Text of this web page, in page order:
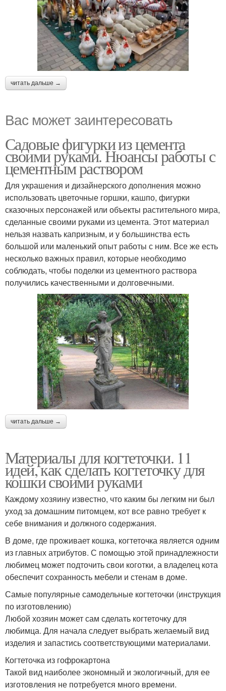
читать дальше →
Вас может заинтересовать
Садовые фигурки из цемента
своими руками. Нюансы работы с
цементным раствором
Для украшения и дизайнерского дополнения можно
использовать цветочные горшки, кашпо, фигурки
сказочных персонажей или объекты растительного мира,
сделанные своими руками из цемента. Этот материал
нельзя назвать капризным, и у большинства есть
большой или маленький опыт работы с ним. Все же есть
несколько важных правил, которые необходимо
соблюдать, чтобы поделки из цементного раствора
получились качественными и долговечными.
читать дальше →
Материалы для когтеточки. 11
идей, как сделать когтеточку для
кошки своими руками
Каждому хозяину известно, что каким бы легким ни был
уход за домашним питомцем, кот все равно требует к
себе внимания и должного содержания.
В доме, где проживает кошка, когтеточка является одним
из главных атрибутов. С помощью этой принадлежности
любимец может подточить свои коготки, а владелец кота
обеспечит сохранность мебели и стенам в доме.
Самые популярные самодельные когтеточки (инструкция
по изготовлению)
Любой хозяин может сам сделать когтеточку для
любимца. Для начала следует выбрать желаемый вид
изделия и запастись соответствующими материалами.
Когтеточка из гофрокартона
Такой вид наиболее экономный и экологичный, для ее
изготовления не потребуется много времени.